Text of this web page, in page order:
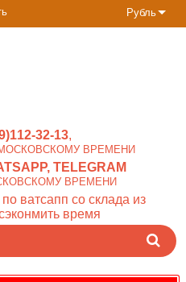
Рубль
32-13
МОСКОВСКОМУ ВРЕМЕНИ
TELEGRAM
ВРЕМЕНИ
ватсапп со склада из
время